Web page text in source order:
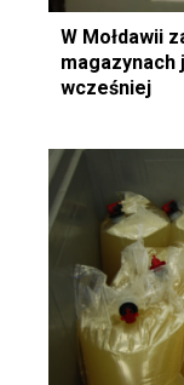
W Mołdawii
magazynach
wcześniej